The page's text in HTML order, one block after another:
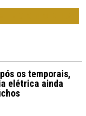
os temporais,
elétrica ainda